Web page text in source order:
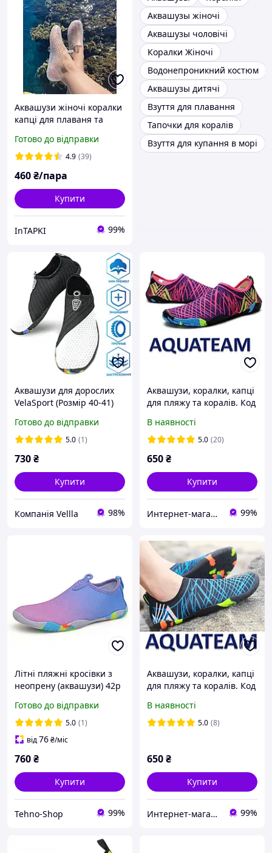
Аквашузи жіночі коралки
капці для плаваня та
Готово до відправки
4.9 (39)
460₴/пара
Купити
InTAPKI 99%
Аквашузы жіночі
Аквашузы чоловічі
Коралки Жіночі
Водонепроникний костюм
Аквашузы дитячі
Взуття для плавання
Тапочки для коралів
Взуття для купання в морі
Аквашузи для дорослих
VelaSport (Розмір 40-41)
26,6 см взуття для пляжу
Коралки Білі
Готово до відправки
5.0 (1)
730₴
Купити
Компанія Vellla 98%
Аквашузи, коралки, капці
для пляжу та коралів. Код
В наявності
5.0 (20)
650₴
Купити
Интернет-магазин "Акватим" 99%
Літні пляжні кросівки з
неопрену (аквашузи) 42р
Готово до відправки
5.0 (1)
від76₴/міс
760₴
Купити
Tehno-Shop 99%
Аквашузи, коралки, капці
для пляжу та коралів. Код
В наявності
5.0 (8)
650₴
Купити
Интернет-магазин "Акватим" 99%